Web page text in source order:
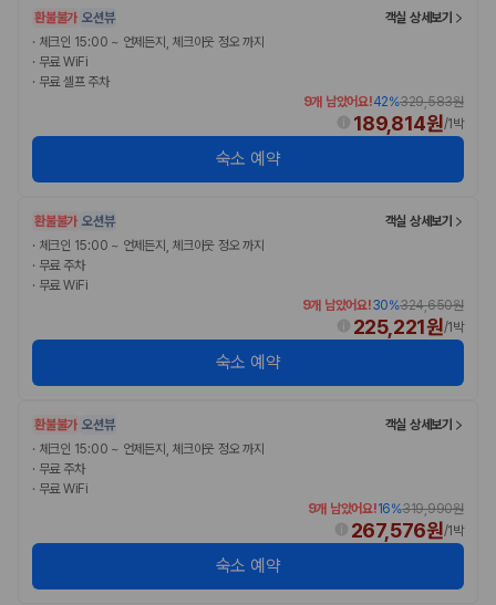
Q. 제주렌트카 가격비교는 카모아에서 어떻게 하나요?
A. 대여일, 반납일, 인수 지역을 선택하면 제주도 렌트카 업체별 가격, 차종,
보험 조건, 예약 가능 차량을 한 번에 비교할 수 있습니다.
Q. 제주 렌트카 최저가는 무엇을 기준으로 비교해야 하나요?
Q. 제주공항 근처 렌트카도 비교할 수 있나요?
Q. 제주 렌트카 가격비교 시 보험도 함께 비교할 수 있나요?
Q. 가족 여행에는 어떤 제주 렌트카를 비교해야 하나요?
제주렌트카 가격비교 주요 링크
제주도 렌트카 실시간 최저가 가격비교
제주 렌트카 예약
국내 렌트카 가격비교
해외 렌트카 가격비교
환불불가 오션뷰
객실 상세보기
· 체크인 15:00 ~ 언제든지, 체크아웃 정오 까지
· 무료 WiFi
· 무료 셀프 주차
9개 남았어요!42%329,583원
189,814원/1박
숙소 예약
환불불가 오션뷰
객실 상세보기
· 체크인 15:00 ~ 언제든지, 체크아웃 정오 까지
· 무료 주차
· 무료 WiFi
9개 남았어요!30%324,650원
225,221원/1박
숙소 예약
환불불가 오션뷰
객실 상세보기
· 체크인 15:00 ~ 언제든지, 체크아웃 정오 까지
· 무료 주차
· 무료 WiFi
9개 남았어요!16%319,990원
267,576원/1박
숙소 예약